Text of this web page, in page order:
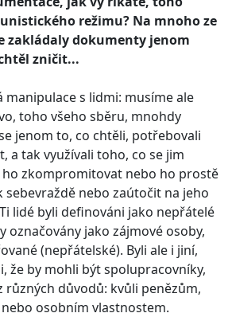
režimu? Na mnoho ze
zakládaly dokumenty jenom
zničit...
manipulace s lidmi: musíme ale
toho všeho sběru, mnohdy
jenom to, co chtěli, potřebovali
a tak využívali toho, co se jim
zkompromitovat nebo ho prostě
sebevraždě nebo zaútočit na jeho
lidé byli definováni jako nepřátelé
označovány jako zájmové osoby,
(nepřátelské). Byli ale i jiní,
že by mohli být spolupracovníky,
důvodů: kvůli penězům,
osobním vlastnostem.